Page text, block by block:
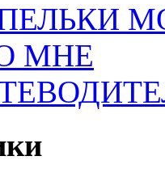
МНЕ